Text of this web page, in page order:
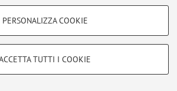
utilizzati, a titolo esemplificativo, per il corretto
PERSONALIZZA COOKIE
TUTTI I COOKIE